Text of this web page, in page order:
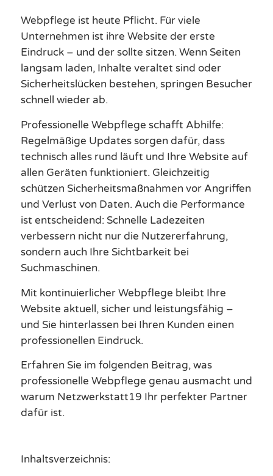
Webpflege ist heute Pflicht. Für viele
Unternehmen ist ihre Website der erste
Eindruck – und der sollte sitzen. Wenn Seiten
langsam laden, Inhalte veraltet sind oder
Sicherheitslücken bestehen, springen Besucher
schnell wieder ab.
Professionelle Webpflege schafft Abhilfe:
Regelmäßige Updates sorgen dafür, dass
technisch alles rund läuft und Ihre Website auf
allen Geräten funktioniert. Gleichzeitig
schützen Sicherheitsmaßnahmen vor Angriffen
und Verlust von Daten. Auch die Performance
ist entscheidend: Schnelle Ladezeiten
verbessern nicht nur die Nutzererfahrung,
sondern auch Ihre Sichtbarkeit bei
Suchmaschinen.
Mit kontinuierlicher Webpflege bleibt Ihre
Website aktuell, sicher und leistungsfähig –
und Sie hinterlassen bei Ihren Kunden einen
professionellen Eindruck.
Erfahren Sie im folgenden Beitrag, was
professionelle Webpflege genau ausmacht und
warum Netzwerkstatt19 Ihr perfekter Partner
dafür ist.
Inhaltsverzeichnis: